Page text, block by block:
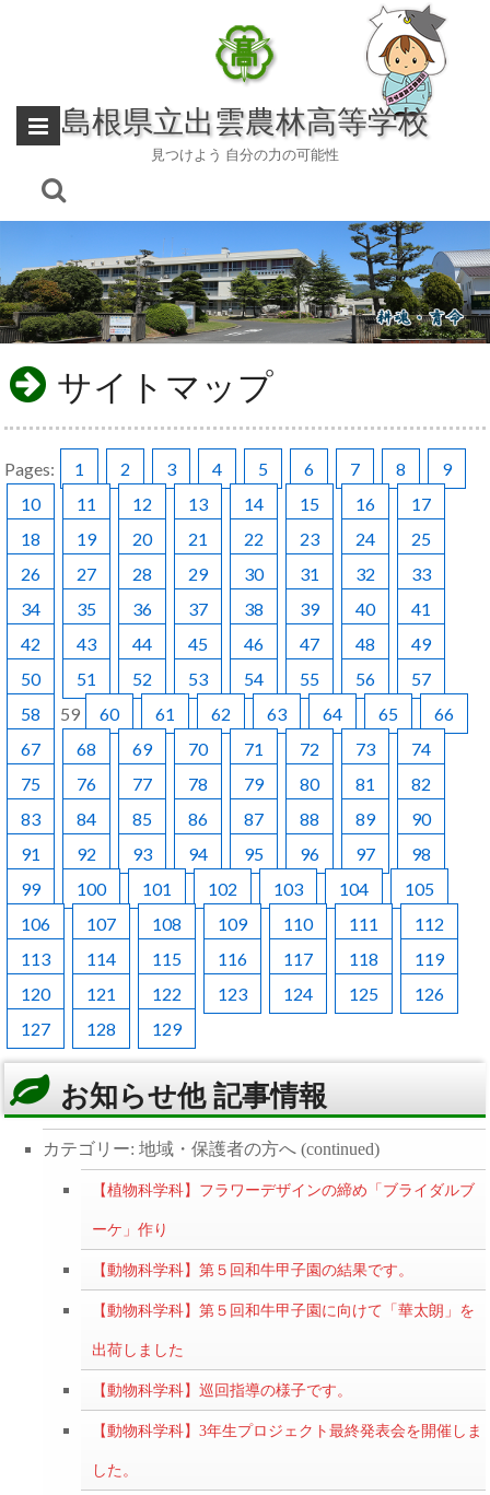
島根県立出雲農林高等学校
見つけよう 自分の力の可能性
サイトマップ
Pages: 1 2 3 4 5 6 7 8
9
10
11 12 13 14 15 16
17
18
19 20 21 22 23 24
25
26
27 28 29 30 31 32
33
34
35 36 37 38 39 40
41
42
43 44 45 46 47 48
49
50
51 52 53 54 55 56
57
58
59 60 61 62 63 64 65
66
67
68 69 70 71 72 73
74
75
76 77 78 79 80 81
82
83
84 85 86 87 88 89
90
91
92 93 94 95 96 97
98
99
100 101 102 103 104
105
106
107 108 109 110 111
112
113
114 115 116 117 118
119
120
121 122 123 124 125
126
127
128 129
お知らせ他 記事情報
カテゴリー: 地域・保護者の方へ (continued)
【植物科学科】フラワーデザインの締め「ブライダルブ
ーケ」作り
【動物科学科】第５回和牛甲子園の結果です。
【動物科学科】第５回和牛甲子園に向けて「華太朗」を
出荷しました
【動物科学科】巡回指導の様子です。
【動物科学科】3年生プロジェクト最終発表会を開催しま
した。